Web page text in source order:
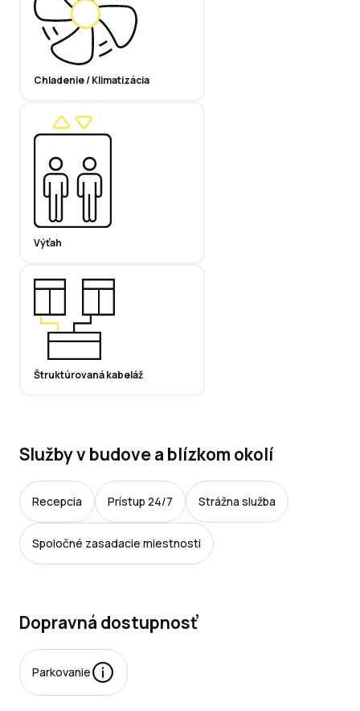
Chladenie / Klimatizácia
Výťah
Štruktúrovaná kabeláž
Služby v budove a blízkom okolí
Recepcia Prístup 24/7 Strážna služba
Spoločné zasadacie miestnosti
Dopravná dostupnosť
Parkovanie